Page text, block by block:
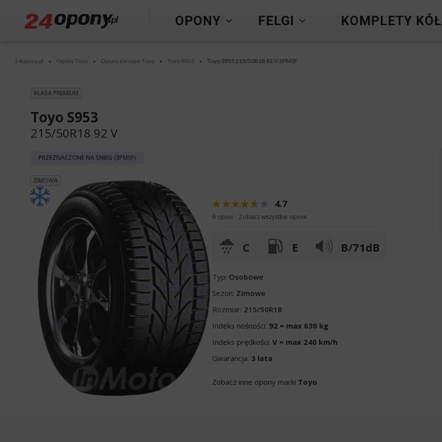
OPONY FELGI KOMPLETY KÓŁ
24opony.pl • Opony Toyo • Opony zimowe Toyo • Toyo S953 • Toyo S953 215/50R18 92 V 3PMSF
KLASA PREMIUM
Toyo S953
215/50R18 92 V
PRZEZNACZONE NA ŚNIEG (3PMSF)
ZIMOWA
4.7
6 opinii Zobacz wszystkie opinie
C E B/71dB
Typ: Osobowe
Sezon: Zimowe
Rozmiar: 215/50R18
Indeks nośności: 92 = max 630 kg
Indeks prędkości:V = max 240 km/h
Gwarancja: 3 lata
Zobacz inne opony marki Toyo